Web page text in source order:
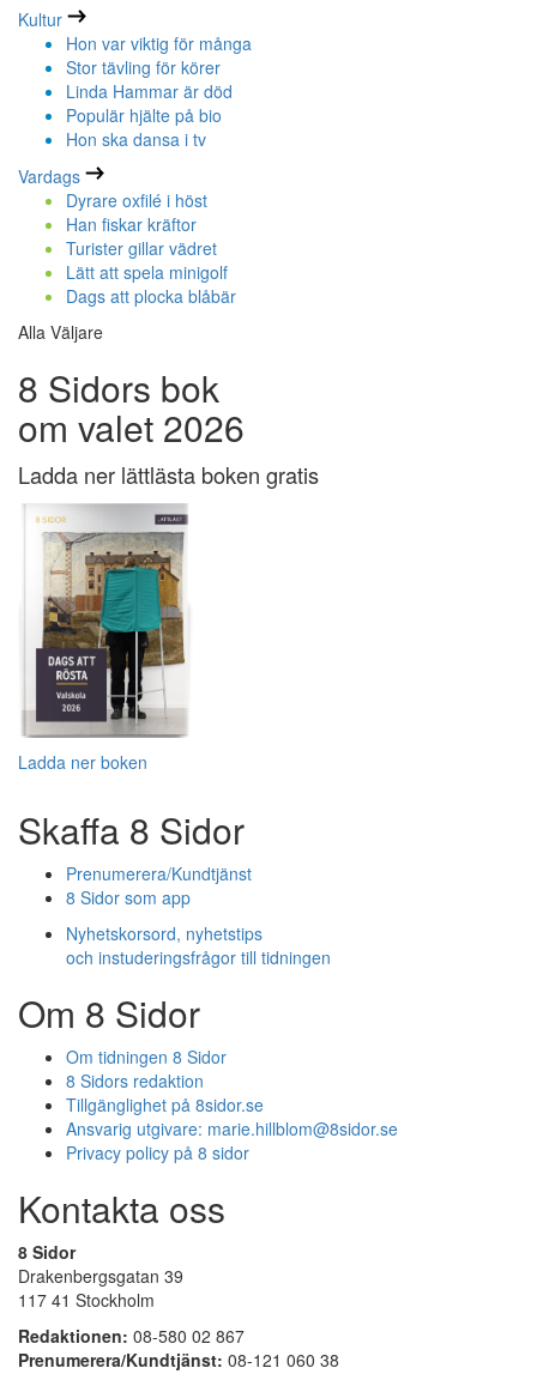
Kultur
Hon var viktig för många
Stor tävling för körer
Linda Hammar är död
Populär hjälte på bio
Hon ska dansa i tv
Vardags
Dyrare oxfilé i höst
Han fiskar kräftor
Turister gillar vädret
Lätt att spela minigolf
Dags att plocka blåbär
Alla Väljare
8 Sidors bok
om valet 2026
Ladda ner lättlästa boken gratis
Ladda ner boken
Skaffa 8 Sidor
Prenumerera/Kundtjänst
8 Sidor som app
Nyhetskorsord, nyhetstips
och instuderingsfrågor till tidningen
Om 8 Sidor
Om tidningen 8 Sidor
8 Sidors redaktion
Tillgänglighet på 8sidor.se
Ansvarig utgivare: marie.hillblom@8sidor.se
Privacy policy på 8 sidor
Kontakta oss
8 Sidor
Drakenbergsgatan 39
117 41 Stockholm
Redaktionen: 08-580 02 867
Prenumerera/Kundtjänst: 08-121 060 38